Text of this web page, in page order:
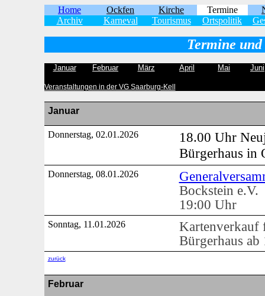
Home Ockfen Kirche Termine
Archiv
Karneval Tourismus Ortspolitik
Termine
Januar Februar März April Mai Juni
Veranstaltungen in der VG Saarburg-Kell
Januar
Donnerstag, 02.01.2026
18.00 Uhr
Bürgerhaus in
Donnerstag, 08.01.2026
Bockstein
19:00 Uhr
Sonntag, 11.01.2026
Kartenverkauf
Bürgerhaus
zurück
Februar